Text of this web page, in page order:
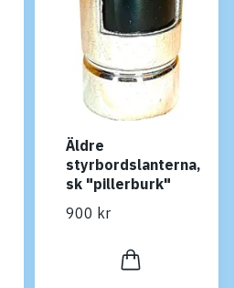
Äldre
styrbordslanterna,
sk "pillerburk"
900 kr